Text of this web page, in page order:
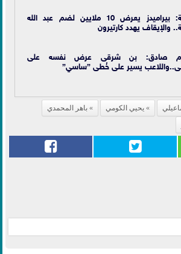
شبانة: بيراميدز يعرض 10 ملايين لضم عبد الله
والإيقاف يهدد كارتيرون
صادق: بن شرقى عرض نفسه على
يسير على خُطى ”ساسي”
يحيي الكومي
باهر المحمدي